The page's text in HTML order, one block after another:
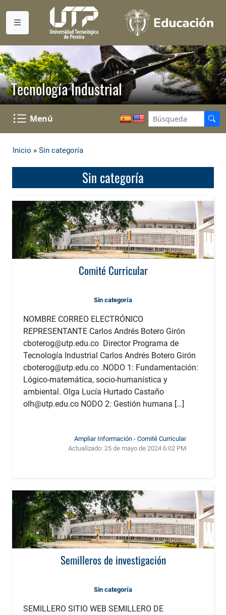
Tecnología Industrial
Menú
Inicio » Sin categoría
Sin categoría
Comité Curricular
Sin categoría
NOMBRE CORREO ELECTRÓNICO
REPRESENTANTE Carlos Andrés Botero Girón
cboterog@utp.edu.co Director Programa de
Tecnología Industrial Carlos Andrés Botero Girón
cboterog@utp.edu.co .NODO 1: Fundamentación:
Lógico-matemática, socio-humanística y
ambiental. Olga Lucía Hurtado Castaño
olh@utp.edu.co NODO 2: Gestión humana […]
Ampliar Información - Comité Curricular
Actualizado:25 de mayo de 2024 6:02 PM
Semilleros de investigación
Sin categoría
SEMILLERO SITIO WEB SEMILLERO DE